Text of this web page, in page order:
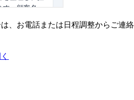
、お電話または日程調整からご連絡